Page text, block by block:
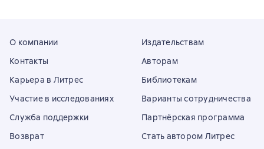
О компании
Контакты
Карьера в Литрес
Участие в исследованиях
Служба поддержки
Возврат
Издательствам
Авторам
Библиотекам
Варианты сотрудничества
Партнёрская программа
Стать автором Литрес